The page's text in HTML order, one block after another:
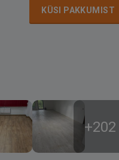
KÜSI PAKKUMIST
+202